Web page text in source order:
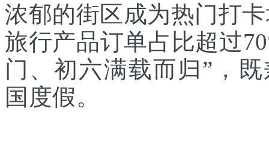
浓郁的街区成为热门打
旅行产品订单占比超过
门、初六满载而归”，
国度假。